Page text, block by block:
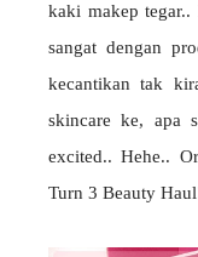
kaki makep
sangat dengan
kecantikan tak
skincare ke, apa
excited.. Hehe..
Turn 3 Beauty